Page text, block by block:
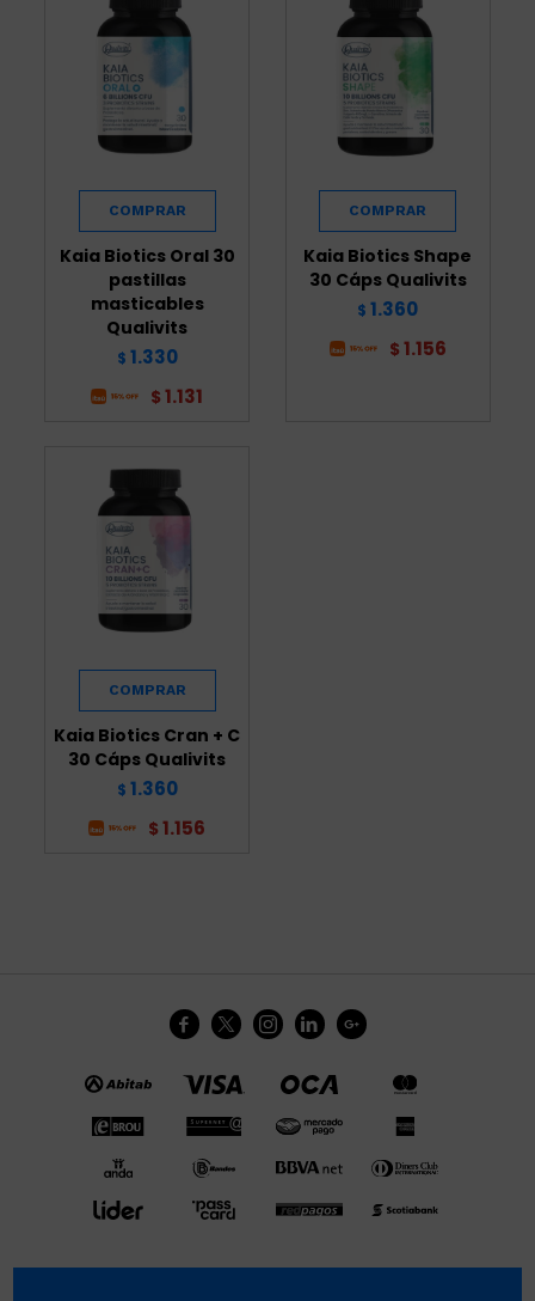
Kaia Biotics Oral 30
pastillas
masticables
Qualivits
$ 1.330
$ 1.131
Kaia Biotics Shape
30 Cáps Qualivits
$ 1.360
$ 1.156
Kaia Biotics Cran + C
30 Cáps Qualivits
$ 1.360
$ 1.156
    